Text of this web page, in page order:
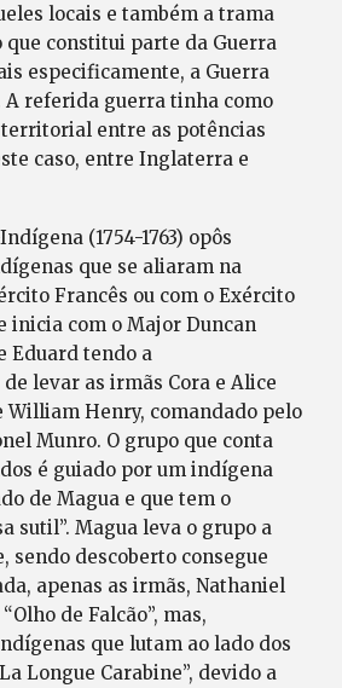
locais e também a trama
constitui parte da Guerra
especificamente, a Guerra
referida guerra tinha como
entre as potências
caso, entre Inglaterra e
(1754-1763) opôs
que se aliaram na
Francês ou com o Exército
inicia com o Major Duncan
Eduard tendo a
levar as irmãs Cora e Alice
William Henry, comandado pelo
Munro. O grupo que conta
é guiado por um indígena
de Magua e que tem o
sutil”. Magua leva o grupo a
sendo descoberto consegue
apenas as irmãs, Nathaniel
de Falcão”, mas,
que lutam ao lado dos
Longue Carabine”, devido a